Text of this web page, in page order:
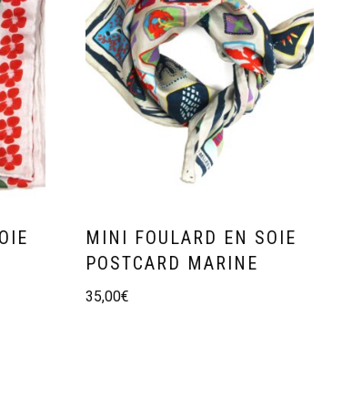
MINI FOULARD EN SOIE
POSTCARD MARINE
35,00€